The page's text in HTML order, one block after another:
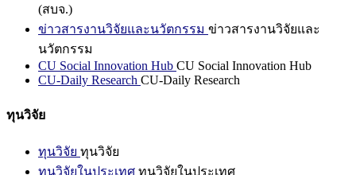
(สบจ.)
ข่าวสารงานวิจัยและนวัตกรรม ข่าวสารงานวิจัยและ
นวัตกรรม
CU Social Innovation Hub CU Social Innovation Hub
CU-Daily Research CU-Daily Research
ทุนวิจัย
ทุนวิจัย ทุนวิจัย
ทุนวิจัยในประเทศ ทุนวิจัยในประเทศ